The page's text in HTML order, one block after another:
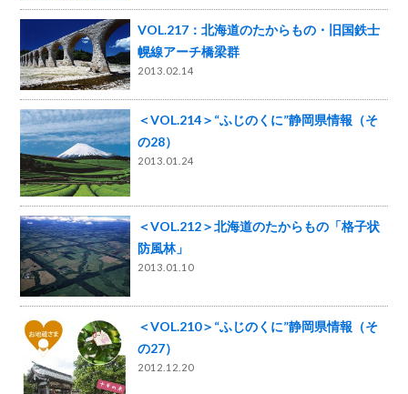
VOL.217：北海道のたからもの・旧国鉄士
幌線アーチ橋梁群
2013.02.14
＜VOL.214＞“ふじのくに”静岡県情報（そ
の28）
2013.01.24
＜VOL.212＞北海道のたからもの「格子状
防風林」
2013.01.10
＜VOL.210＞“ふじのくに”静岡県情報（そ
の27）
2012.12.20